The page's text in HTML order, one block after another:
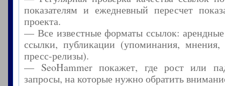
показателям и ежедневный пересчет
проекта.
— Все известные форматы ссылок:
ссылки, публикации (упоминания, мнения,
пресс-релизы).
— SeoHammer покажет, где рост или
запросы, на которые нужно обратить